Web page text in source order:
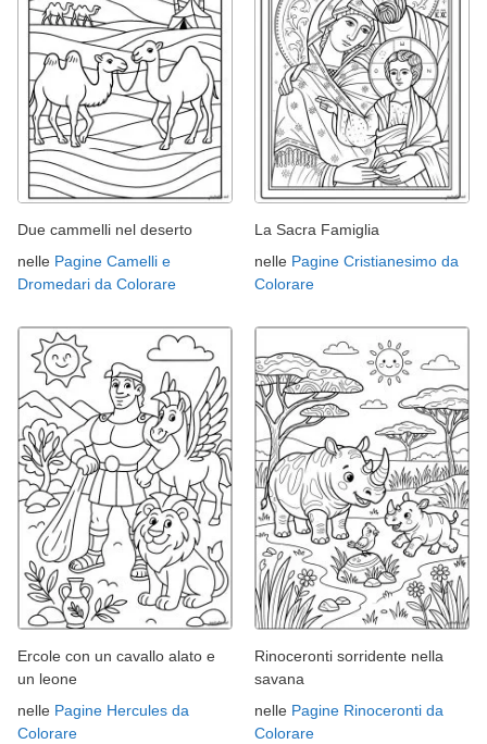
Due cammelli nel deserto
nelle Pagine Camelli e
Dromedari da Colorare
La Sacra Famiglia
nelle Pagine Cristianesimo da
Colorare
Ercole con un cavallo alato e
un leone
nelle Pagine Hercules da
Colorare
Rinoceronti sorridente nella
savana
nelle Pagine Rinoceronti da
Colorare